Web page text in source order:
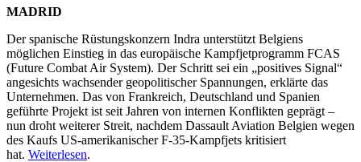
MADRID
Der spanische Rüstungskonzern Indra unterstützt Belgiens
möglichen Einstieg in das europäische Kampfjetprogramm FCAS
(Future Combat Air System). Der Schritt sei ein „positives Signal“
angesichts wachsender geopolitischer Spannungen, erklärte das
Unternehmen. Das von Frankreich, Deutschland und Spanien
geführte Projekt ist seit Jahren von internen Konflikten geprägt –
nun droht weiterer Streit, nachdem Dassault Aviation Belgien wegen
des Kaufs US-amerikanischer F-35-Kampfjets kritisiert
hat. Weiterlesen.